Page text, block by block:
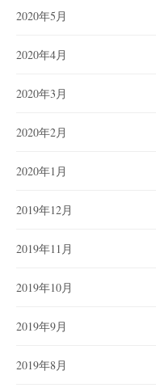
2020年5月
2020年4月
2020年3月
2020年2月
2020年1月
2019年12月
2019年11月
2019年10月
2019年9月
2019年8月